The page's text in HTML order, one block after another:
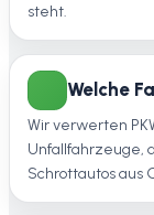
steht.
Welche
Wir verwerten
Unfallfahrzeuge,
Schrottautos aus